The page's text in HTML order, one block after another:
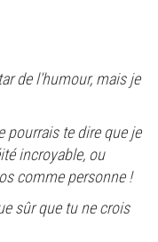
de l'humour, mais je
pourrais te dire que je
incroyable, ou
comme personne !
sûr que tu ne crois